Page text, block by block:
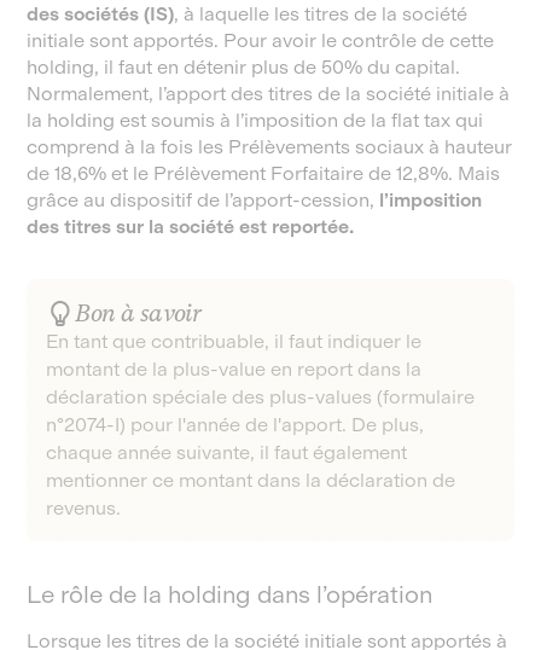
des sociétés (IS), à laquelle les titres de la société
initiale sont apportés. Pour avoir le contrôle de cette
holding, il faut en détenir plus de 50% du capital.
Normalement, l’apport des titres de la société initiale à
la holding est soumis à l’imposition de la flat tax qui
comprend à la fois les Prélèvements sociaux à hauteur
de 18,6% et le Prélèvement Forfaitaire de 12,8%. Mais
grâce au dispositif de l’apport-cession, l’imposition
des titres sur la société est reportée.
Bon à savoir
En tant que contribuable, il faut indiquer le
montant de la plus-value en report dans la
déclaration spéciale des plus-values (formulaire
n°2074-I) pour l'année de l'apport. De plus,
chaque année suivante, il faut également
mentionner ce montant dans la déclaration de
revenus.
Le rôle de la holding dans l’opération
Lorsque les titres de la société initiale sont apportés à